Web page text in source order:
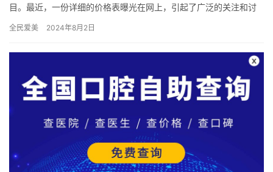
目。最近，一份详细的价格表曝光在网上，引起了广泛的关注和讨
价格，…
全民爱美 2024年8月2日